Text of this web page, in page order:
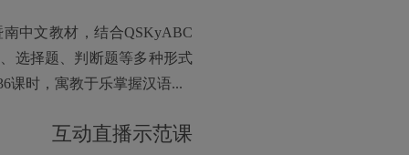
中文教材，结合QSKyABC
选择题、判断题等多种形式
课时，寓教于乐掌握汉语...
互动直播示范课